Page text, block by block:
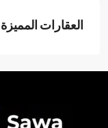
العقارات المميزة